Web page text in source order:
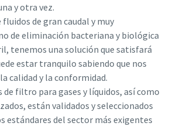
y otra vez.
de gran caudal y muy
de eliminación bacteriana y biológica
tenemos una solución que satisfará
estar tranquilo sabiendo que nos
calidad y la conformidad.
filtro para gases y líquidos, así como
están validados y seleccionados
estándares del sector más exigentes